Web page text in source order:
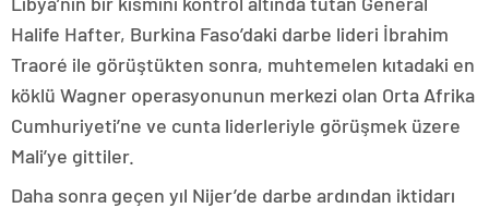
Halife Hafter, Burkina Faso’daki darbe lideri İbrahim
Traoré ile görüştükten sonra, muhtemelen kıtadaki en
köklü Wagner operasyonunun merkezi olan Orta Afrika
Cumhuriyeti’ne ve cunta liderleriyle görüşmek üzere
Mali’ye gittiler.
Daha sonra geçen yıl Nijer’de darbe ardından iktidarı